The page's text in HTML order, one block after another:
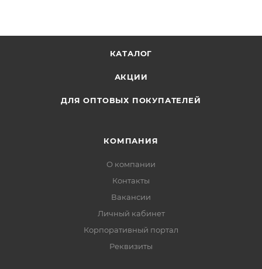
КАТАЛОГ
АКЦИИ
ДЛЯ ОПТОВЫХ ПОКУПАТЕЛЕЙ
КОМПАНИЯ
О компании
Контакты
Вакансии
Личный кабинет
Корпоративный портал
Реквизиты